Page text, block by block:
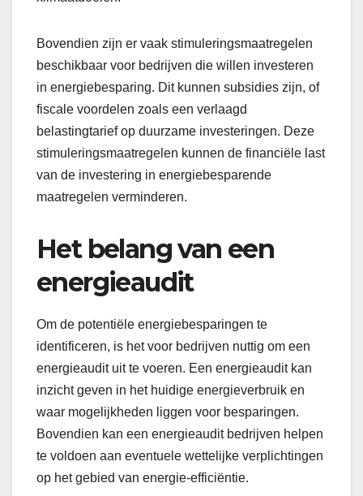
Bovendien zijn er vaak stimuleringsmaatregelen
beschikbaar voor bedrijven die willen investeren
in energiebesparing. Dit kunnen subsidies zijn, of
fiscale voordelen zoals een verlaagd
belastingtarief op duurzame investeringen. Deze
stimuleringsmaatregelen kunnen de financiële last
van de investering in energiebesparende
maatregelen verminderen.
Het belang van een
energieaudit
Om de potentiële energiebesparingen te
identificeren, is het voor bedrijven nuttig om een
energieaudit uit te voeren. Een energieaudit kan
inzicht geven in het huidige energieverbruik en
waar mogelijkheden liggen voor besparingen.
Bovendien kan een energieaudit bedrijven helpen
te voldoen aan eventuele wettelijke verplichtingen
op het gebied van energie-efficiëntie.